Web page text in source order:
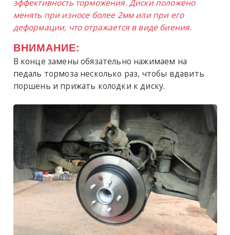
эффективность торможения. Диски положено
менять при износе более 2мм или при его
деформации, что отражается в виде биения.
ВНИМАНИЕ:
В конце замены обязательно нажимаем на
педаль тормоза несколько раз, чтобы вдавить
поршень и прижать колодки к диску.